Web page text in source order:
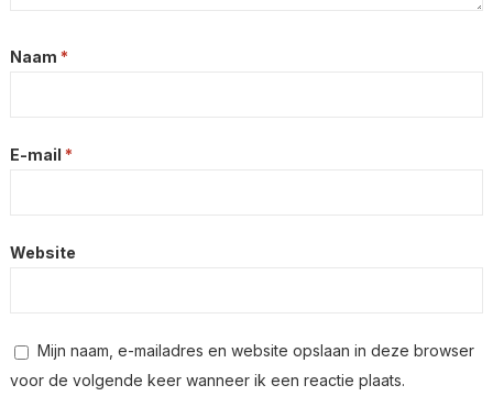
Naam *
E-mail *
Website
Mijn naam, e-mailadres en website opslaan in deze browser
voor de volgende keer wanneer ik een reactie plaats.